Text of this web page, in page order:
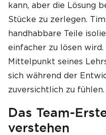
kann, aber die Lösung
Stücke zu zerlegen.
handhabbare Teile
einfacher zu lösen
Mittelpunkt seines
sich während der
zuversichtlich zu fühlen.
Das Team-
verstehen